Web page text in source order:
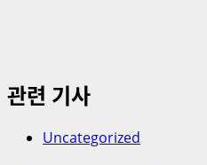
관련 기사
Uncategorized